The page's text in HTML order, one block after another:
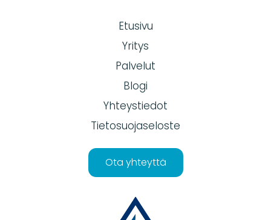
Etusivu
Yritys
Palvelut
Blogi
Yhteystiedot
Tietosuojaseloste
Ota yhteyttä